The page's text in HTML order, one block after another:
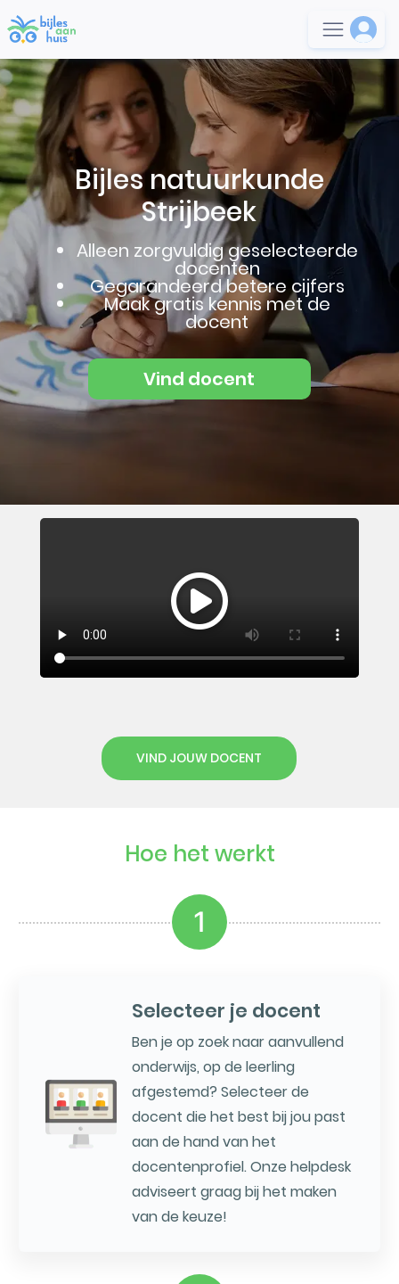
Bijles natuurkunde
Strijbeek
Alleen zorgvuldig geselecteerde
docenten
Gegarandeerd betere cijfers
Maak gratis kennis met de
docent
Vind docent
VIND JOUW DOCENT
Hoe het werkt
1
Selecteer je docent
Ben je op zoek naar aanvullend
onderwijs, op de leerling
afgestemd? Selecteer de
docent die het best bij jou past
aan de hand van het
docentenprofiel. Onze helpdesk
adviseert graag bij het maken
van de keuze!